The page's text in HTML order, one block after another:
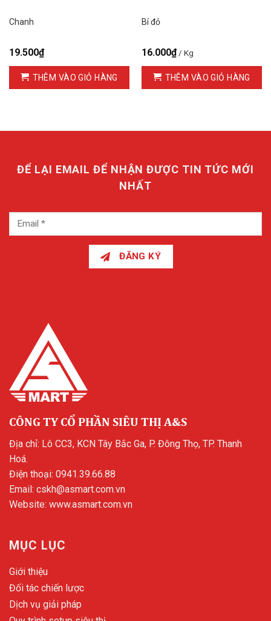
Chanh
19.500₫
THÊM VÀO GIỎ HÀNG
Bí đỏ
16.000₫ / Kg
THÊM VÀO GIỎ HÀNG
ĐỂ LẠI EMAIL ĐỂ NHẬN ĐƯỢC TIN TỨC MỚI
NHẤT
ĐĂNG KÝ
CÔNG TY CỔ PHẦN SIÊU THỊ A&S
Địa chỉ: Lô CC3, KCN Tây Bắc Ga, P. Đông Thọ, TP. Thanh
Hoá.
Điện thoại: 0941.39.66.88
Email: cskh@asmart.com.vn
Website: www.asmart.com.vn
MỤC LỤC
Giới thiệu
Đối tác chiến lược
Dịch vụ giải pháp